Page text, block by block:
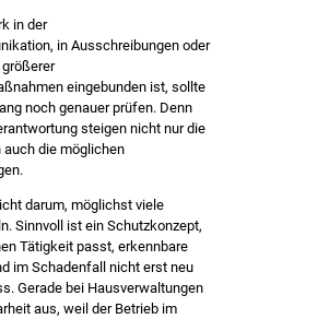
in der
in Ausschreibungen oder
eingebunden ist, sollte
noch genauer prüfen. Denn
steigen nicht nur die
die möglichen
darum, möglichst viele
Sinnvoll ist ein Schutzkonzept,
Tätigkeit passt, erkennbare
im Schadenfall nicht erst neu
Gerade bei Hausverwaltungen
aus, weil der Betrieb im